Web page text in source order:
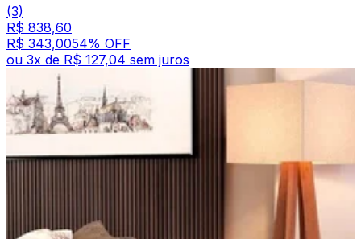
(3)
R$ 838,60
R$ 343,0054% OFF
ou 3x de R$ 127,04 sem juros